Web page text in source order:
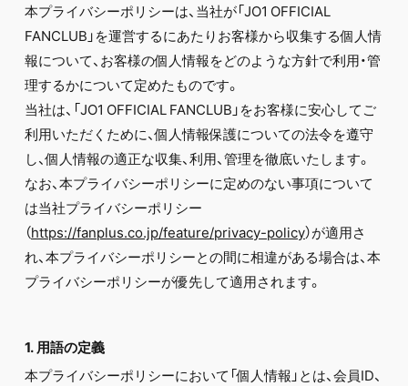
FC NEWS
PHOTO
MOVIE
WEB RADIO
MESSAGE
J-Clip
REPORT
SPECIAL
RELAY BLOG
本プライバシーポリシーは、当社が「JO1 OFFICIAL
FANCLUB」を運営するにあたりお客様から収集する個人情
報について、お客様の個人情報をどのような方針で利用・管
理するかについて定めたものです。
当社は、「JO1 OFFICIAL FANCLUB」をお客様に安心してご
利用いただくために、個人情報保護についての法令を遵守
し、個人情報の適正な収集、利用、管理を徹底いたします。
なお、本プライバシーポリシーに定めのない事項について
は当社プライバシーポリシー
（https://fanplus.co.jp/feature/privacy-policy）が適用さ
れ、本プライバシーポリシーとの間に相違がある場合は、本
プライバシーポリシーが優先して適用されます。
1. 用語の定義
本プライバシーポリシーにおいて「個人情報」とは、会員ID、